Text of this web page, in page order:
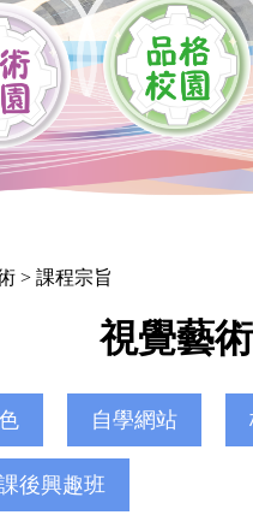
> 課程宗旨
視覺藝術
自學網站
後興趣班